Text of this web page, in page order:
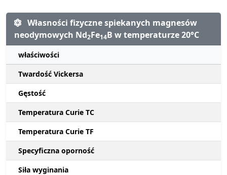
Własności fizyczne spiekanych magnesów
neodymowych Nd2Fe14B w temperaturze 20°C
właściwości
Twardość Vickersa
Gęstość
Temperatura Curie TC
Temperatura Curie TF
Specyficzna oporność
Siła wyginania